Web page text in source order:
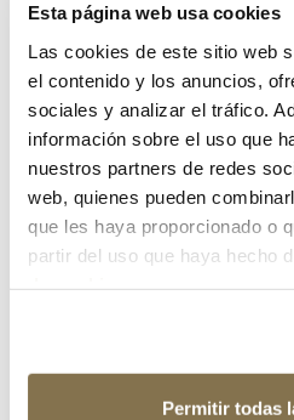
Esta página web usa cookies
Las cookies de este sitio web
el contenido y los anuncios,
sociales y analizar el tráfico.
información sobre el uso que
nuestros partners de redes
web, quienes pueden
que les haya proporcionado o
partir del uso que haya hecho
Permitir todas
¿Has olvidado tu contraseña?